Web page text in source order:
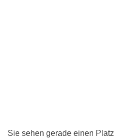
Sie sehen gerade einen